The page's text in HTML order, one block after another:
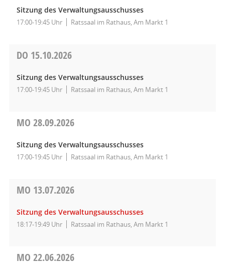
Sitzung des Verwaltungsausschusses
17:00-19:45 Uhr Ratssaal im Rathaus, Am Markt 1
DO 15.10.2026
Sitzung des Verwaltungsausschusses
17:00-19:45 Uhr Ratssaal im Rathaus, Am Markt 1
MO 28.09.2026
Sitzung des Verwaltungsausschusses
17:00-19:45 Uhr Ratssaal im Rathaus, Am Markt 1
MO 13.07.2026
Sitzung des Verwaltungsausschusses
18:17-19:49 Uhr Ratssaal im Rathaus, Am Markt 1
MO 22.06.2026